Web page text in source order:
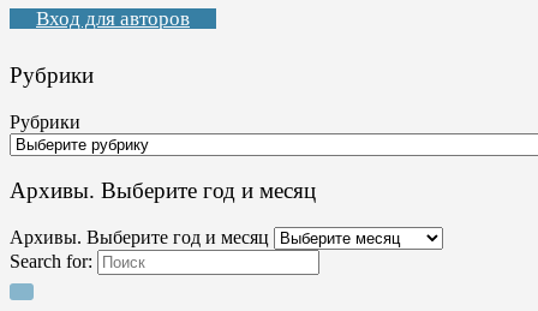
Вход для авторов
Рубрики
Рубрики
Архивы. Выберите год и месяц
Архивы. Выберите год и месяц
Search for: